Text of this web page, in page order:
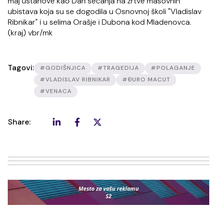
ubistava koja su se dogodila u Osnovnoj školi "Vladislav
Ribnikar" i u selima Orašje i Dubona kod Mladenovca.
(kraj) vbr/mk
Tagovi: #GODIŠNJICA #TRAGEDIJA
#POLAGANJE
#VLADISLAV RIBNIKAR
#ĐURO MACUT
#VENACA
Share: